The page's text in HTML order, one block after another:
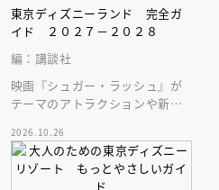
東京ディズニーランド 完全ガ
イド ２０２７－２０２８
編：講談社
映画『シュガー・ラッシュ』が
テーマのアトラクションや新生
東京ディズニーランドの最新情
報をお届け！
2026.10.26